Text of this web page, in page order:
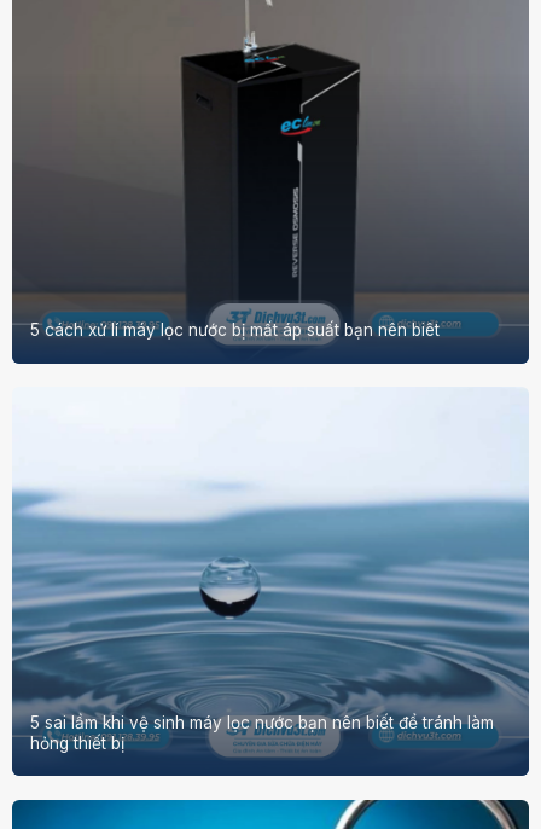
5 cách xử lí máy lọc nước bị mất áp suất bạn nên biêt
5 sai lầm khi vệ sinh máy lọc nước bạn nên biết để tránh làm
hỏng thiết bị